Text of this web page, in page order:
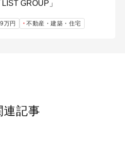
GROUP」
万円 不動産・建築・住宅
連記事